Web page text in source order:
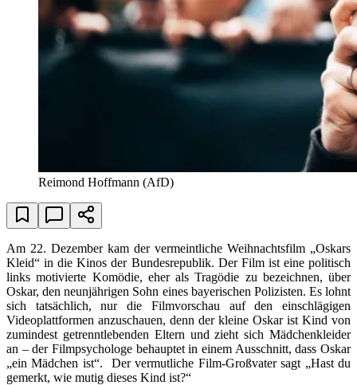
Reimond Hoffmann (AfD)
Am 22. Dezember kam der vermeintliche Weihnachtsfilm „Oskars
Kleid“ in die Kinos der Bundesrepublik. Der Film ist eine politisch
links motivierte Komödie, eher als Tragödie zu bezeichnen, über
Oskar, den neunjährigen Sohn eines bayerischen Polizisten. Es lohnt
sich tatsächlich, nur die Filmvorschau auf den einschlägigen
Videoplattformen anzuschauen, denn der kleine Oskar ist Kind von
zumindest getrenntlebenden Eltern und zieht sich Mädchenkleider
an – der Filmpsychologe behauptet in einem Ausschnitt, dass Oskar
„ein Mädchen ist“. Der vermutliche Film-Großvater sagt „Hast du
gemerkt, wie mutig dieses Kind ist?“